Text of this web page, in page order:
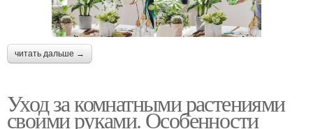
читать дальше →
Уход за комнатными растениями
своими руками. Особенности